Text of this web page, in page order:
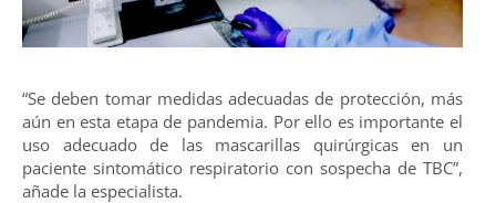
“Se deben tomar medidas adecuadas de protección, más
aún en esta etapa de pandemia. Por ello es importante el
uso adecuado de las mascarillas quirúrgicas en un
paciente sintomático respiratorio con sospecha de TBC”,
añade la especialista.